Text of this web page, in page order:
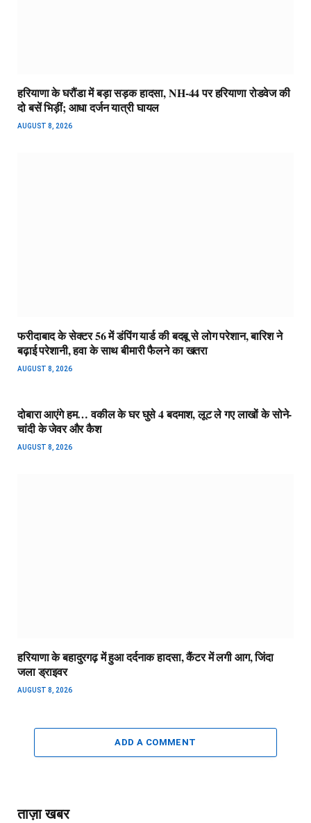
हरियाणा के घरौंडा में बड़ा सड़क हादसा, NH-44 पर हरियाणा रोडवेज की
दो बसें भिड़ीं; आधा दर्जन यात्री घायल
AUGUST 8, 2026
फरीदाबाद के सेक्टर 56 में डंपिंग यार्ड की बदबू से लोग परेशान, बारिश ने
बढ़ाई परेशानी, हवा के साथ बीमारी फैलने का खतरा
AUGUST 8, 2026
दोबारा आएंगे हम… वकील के घर घुसे 4 बदमाश, लूट ले गए लाखों के सोने-
चांदी के जेवर और कैश
AUGUST 8, 2026
हरियाणा के बहादुरगढ़ में हुआ दर्दनाक हादसा, कैंटर में लगी आग, जिंदा
जला ड्राइवर
AUGUST 8, 2026
ADD A COMMENT
ताज़ा खबर